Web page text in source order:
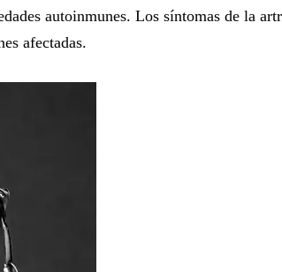
autoinmunes. Los síntomas de la
afectadas.